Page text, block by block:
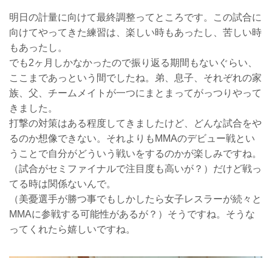
明日の計量に向けて最終調整ってところです。この試合に
向けてやってきた練習は、楽しい時もあったし、苦しい時
もあったし。
でも2ヶ月しかなかったので振り返る期間もないぐらい、
ここまであっという間でしたね。弟、息子、それぞれの家
族、父、チームメイトが一つにまとまってがっつりやって
きました。
打撃の対策はある程度してきましたけど、どんな試合をや
るのか想像できない。それよりもMMAのデビュー戦とい
うことで自分がどういう戦いをするのかが楽しみですね。
（試合がセミファイナルで注目度も高いが？）だけど戦っ
てる時は関係ないんで。
（美憂選手が勝つ事でもしかしたら女子レスラーが続々と
MMAに参戦する可能性があるが？）そうですね。そうな
ってくれたら嬉しいですね。